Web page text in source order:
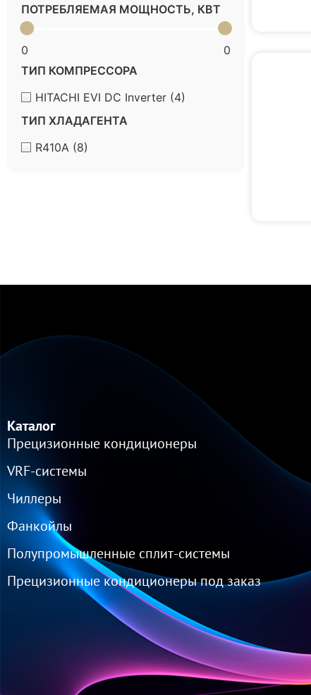
ПОТРЕБЛЯЕМАЯ МОЩНОСТЬ, КВТ
0
0
ТИП КОМПРЕССОРА
HITACHI EVI DC Inverter (4)
ТИП ХЛАДАГЕНТА
R410A (8)
Каталог
Прецизионные кондиционеры
VRF-cистемы
Чиллеры
Фанкойлы
Полупромышленные сплит-системы
Прецизионные кондиционеры под заказ